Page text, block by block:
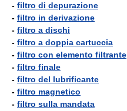
- filtro di depurazione
- filtro in derivazione
- filtro a dischi
- filtro a doppia cartuccia
- filtro con elemento filtrante
- filtro finale
- filtro del lubrificante
- filtro magnetico
- filtro sulla mandata